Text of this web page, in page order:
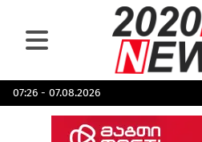
07:26 - 07.08.2026